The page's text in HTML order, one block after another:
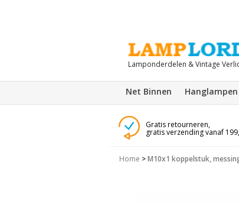
Lamponderdelen & Vintage
Net Binnen Hanglampen
Gratis retourneren,
gratis verzending vanaf
Home >M10x1 koppelstuk,